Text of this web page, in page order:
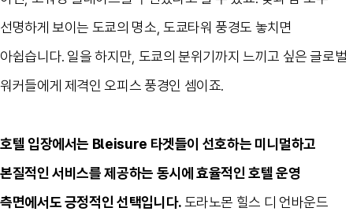
선명하게 보이는 도쿄의 명소 도쿄타워 풍경도 놓치면
아쉽습니다. 일을 하지만 도쿄의 분위기까지 느끼고 싶은 글로벌
워커들에게 제격인 오피스 풍경인 셈이죠.
호텔 입장에서는 Bleisure 타겟들이 선호하는 미니멀하고
본질적인 서비스를 제공하는 동시에 효율적인 호텔 운영
측면에서도 긍정적인 선택입니다.도라노몬 힐스 디 언바운드